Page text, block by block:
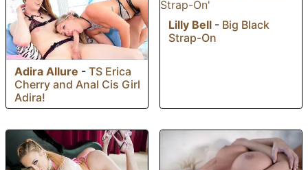
Adira Allure - TS Erica
Cherry and Anal Cis Girl
Adira!
Lilly Bell - Big Black
Strap-On